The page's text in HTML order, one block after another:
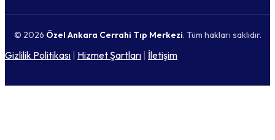
© 2026 Özel Ankara Cerrahi Tıp Merkezi. Tüm hakları saklıdır.
Gizlilik Politikası | Hizmet Şartları | İletişim